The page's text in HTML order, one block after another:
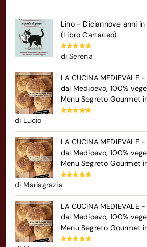
Lino - Diciannove anni
(Libro Cartaceo)
Valutato5
su 5
di Serena
LA CUCINA
dal Medioevo, 100%
Menu Segreto Gourmet
di Lucio
LA CUCINA
dal Medioevo, 100%
Menu Segreto Gourmet
Valutato
su 5
di Mariagrazia
LA CUCINA
dal Medioevo, 100%
Menu Segreto Gourmet